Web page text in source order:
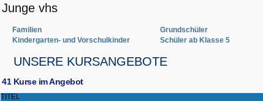
Junge vhs
Familien
Kindergarten- und Vorschulkinder
Grundschüler
Schüler ab Klasse 5
UNSERE KURSANGEBOTE
41 Kurse im Angebot
TITEL